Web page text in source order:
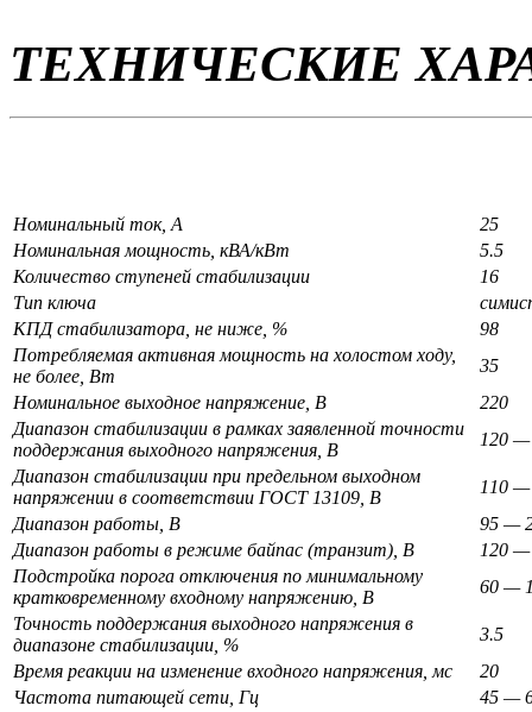
ТЕХНИЧЕСКИЕ
Номинальный ток, А
25
Номинальная мощность, кВА/кВт
5.5
Количество ступеней стабилизации
16
Тип ключа
КПД стабилизатора, не ниже, %
98
Потребляемая активная мощность на холостом ходу,
не более, Вт
35
Номинальное выходное напряжение, В
220
Диапазон стабилизации в рамках заявленной точности
поддержания выходного напряжения, В
120 —
Диапазон стабилизации при предельном выходном
напряжении в соответствии ГОСТ 13109, В
110 —
Диапазон работы, В
95 —
Диапазон работы в режиме байпас (транзит), В
120 —
Подстройка порога отключения по минимальному
кратковременному входному напряжению, В
60 —
Точность поддержания выходного напряжения в
диапазоне стабилизации, %
3.5
Время реакции на изменение входного напряжения, мс
20
Частота питающей сети, Гц
45 —